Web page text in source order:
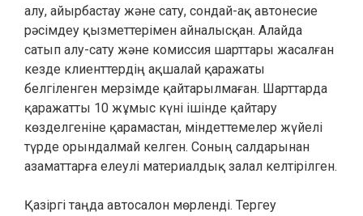
алу, айырбастау және сату, сондай-ақ автонесие
рәсімдеу қызметтерімен айналысқан. Алайда
сатып алу-сату және комиссия шарттары жасалған
кезде клиенттердің ақшалай қаражаты
белгіленген мерзімде қайтарылмаған. Шарттарда
қаражатты 10 жұмыс күні ішінде қайтару
көзделгеніне қарамастан, міндеттемелер жүйелі
түрде орындалмай келген. Соның салдарынан
азаматтарға елеулі материалдық залал келтірілген.
Қазіргі таңда автосалон мөрленді. Тергеу